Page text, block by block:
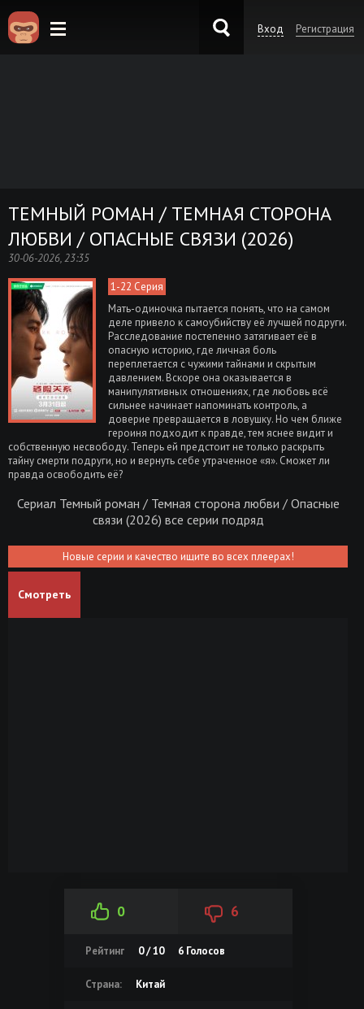
Вход Регистрация
ТЕМНЫЙ РОМАН / ТЕМНАЯ СТОРОНА
ЛЮБВИ / ОПАСНЫЕ СВЯЗИ (2026)
30-06-2026, 23:35
1-22 Серия
Мать-одиночка пытается понять, что на самом
деле привело к самоубийству её лучшей подруги.
Расследование постепенно затягивает её в
опасную историю, где личная боль
переплетается с чужими тайнами и скрытым
давлением. Вскоре она оказывается в
манипулятивных отношениях, где любовь всё
сильнее начинает напоминать контроль, а
доверие превращается в ловушку. Но чем ближе
героиня подходит к правде, тем яснее видит и
собственную несвободу. Теперь ей предстоит не только раскрыть
тайну смерти подруги, но и вернуть себе утраченное «я». Сможет ли
правда освободить её?
Сериал Темный роман / Темная сторона любви / Опасные
связи (2026) все серии подряд
Новые серии и качество ищите во всех плеерах!
Смотреть
0 6
Рейтинг 0 / 10 6Голосов
Страна: Китай